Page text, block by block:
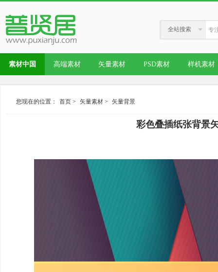
全站搜索
素材中国 高端素材 矢量素材 PSD素材 样机素材
您现在的位置： 首页 > 矢量素材 > 矢量背景
彩色叠插纸张背景